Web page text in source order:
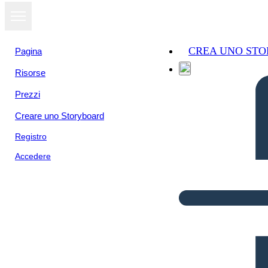
Pagina
Risorse
Prezzi
Creare uno Storyboard
Registro
Accedere
CREA UNO